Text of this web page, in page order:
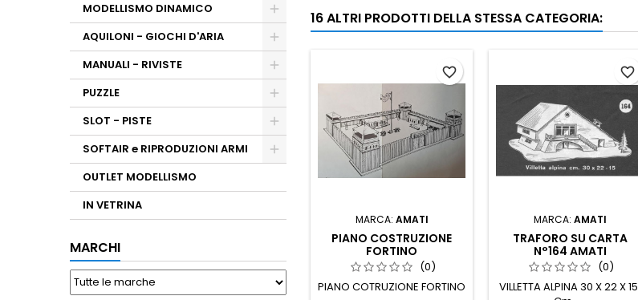
MODELLISMO DINAMICO
AQUILONI - GIOCHI D'ARIA
MANUALI - RIVISTE
PUZZLE
SLOT - PISTE
SOFTAIR e RIPRODUZIONI ARMI
OUTLET MODELLISMO
IN VETRINA
MARCHI
16 ALTRI PRODOTTI DELLA STESSA CATEGORIA:
MARCA: AMATI
PIANO COSTRUZIONE
FORTINO
(0)
PIANO COTRUZIONE FORTINO
favorite_border
MARCA: AMATI
TRAFORO SU CARTA
N°164 AMATI
(0)
VILLETTA ALPINA 30 X 22 X 15
favorite_border